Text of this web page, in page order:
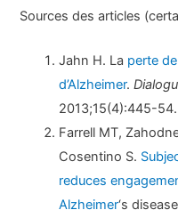
Sources des articles
Jahn H. La perte
d’Alzheimer.
2013;15(4):445-54.
Farrell MT,
Cosentino S.
reduces
Alzheimer‘s